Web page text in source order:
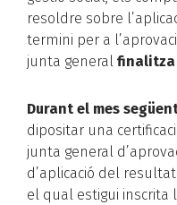
resoldre sobre
termini per a
junta general finalitza
Durant el mes
dipositar una
junta general
d’aplicació del
el qual estigui inscrita